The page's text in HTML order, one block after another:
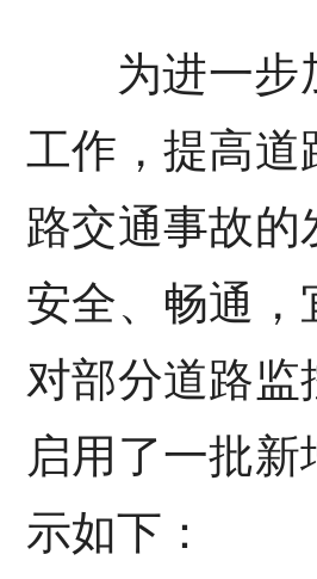
为进一步
工作，提高道
路交通事故的
安全、畅通，
对部分道路
启用了一批
示如下：